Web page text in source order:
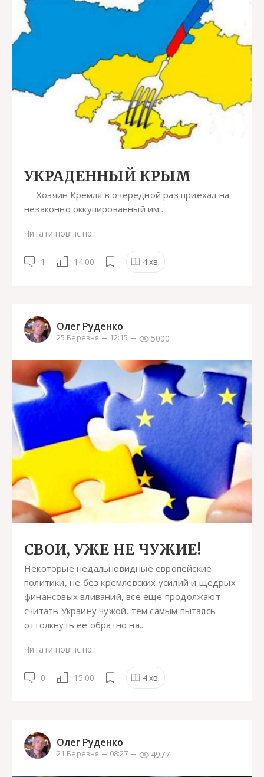
УКРАДЕННЫЙ КРЫМ
Хозяин Кремля в очередной раз приехал на
незаконно оккупированный им...
Читати повністю
1 14.00 4хв.
Олег Руденко
25 Березня 12:15 5000
СВОИ, УЖЕ НЕ ЧУЖИЕ!
Некоторые недальновидные европейские
политики, не без кремлевских усилий и щедрых
финансовых вливаний, все еще продолжают
считать Украину чужой, тем самым пытаясь
оттолкнуть ее обратно на...
Читати повністю
0 15.00 4хв.
Олег Руденко
21 Березня 08:27 4977